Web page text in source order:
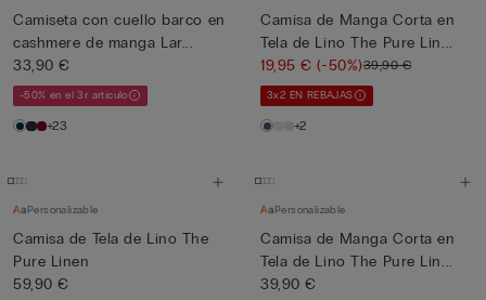
Camiseta con cuello barco en
cashmere de manga Lar...
33,90 €
-50% en el 3r artículo
+23
Camisa de Manga Corta en
Tela de Lino The Pure Lin...
19,95 €(-50%)39,90 €
3x2 EN REBAJAS
+2
Personalizable
Camisa de Tela de Lino The
Pure Linen
59,90 €
Personalizable
Camisa de Manga Corta en
Tela de Lino The Pure Lin...
39,90 €